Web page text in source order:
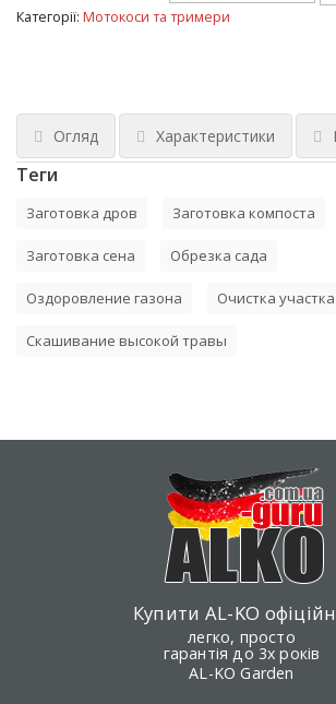
Категорії: Мотокоси та тримери
Огляд Характеристики
Теги
Заготовка дров Заготовка компоста
Заготовка сена Обрезка сада
Оздоровление газона Очистка
Скашивание высокой травы
Купити AL-KO
легко, просто
гарантія до 3х років
AL-KO Garden